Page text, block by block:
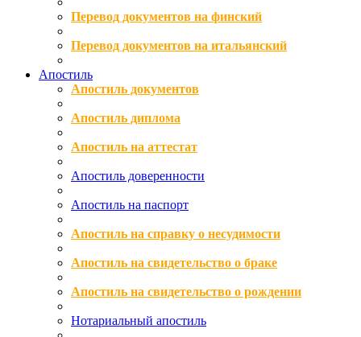
Перевод документов на финский
Перевод документов на итальянский
Апостиль
Апостиль документов
Апостиль диплома
Апостиль на аттестат
Апостиль доверенности
Апостиль на паспорт
Апостиль на справку о несудимости
Апостиль на свидетельство о браке
Апостиль на свидетельство о рождении
Нотариальный апостиль